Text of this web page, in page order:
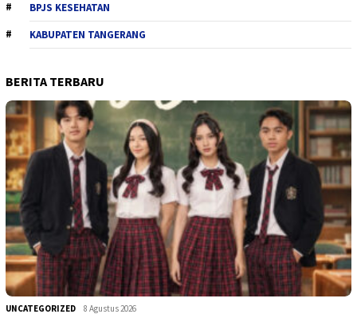
BPJS KESEHATAN
KABUPATEN TANGERANG
BERITA TERBARU
UNCATEGORIZED 8 Agustus 2026